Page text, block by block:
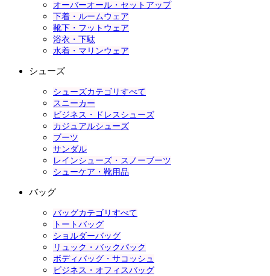
オーバーオール・セットアップ
下着・ルームウェア
靴下・フットウェア
浴衣・下駄
水着・マリンウェア
シューズ
シューズカテゴリすべて
スニーカー
ビジネス・ドレスシューズ
カジュアルシューズ
ブーツ
サンダル
レインシューズ・スノーブーツ
シューケア・靴用品
バッグ
バッグカテゴリすべて
トートバッグ
ショルダーバッグ
リュック・バックパック
ボディバッグ・サコッシュ
ビジネス・オフィスバッグ